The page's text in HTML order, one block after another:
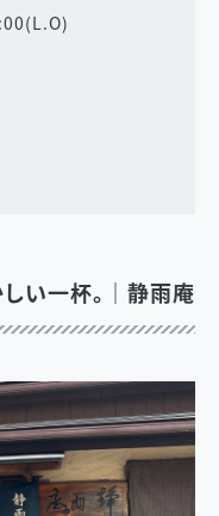
い一杯。｜静雨庵